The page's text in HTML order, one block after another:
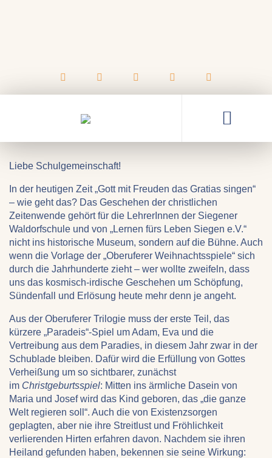
Oberuferer Weihnachtsspiele
an der Siegener Waldorfschule
Liebe Schulgemeinschaft!
In der heutigen Zeit „Gott mit Freuden das Gratias singen“
– wie geht das? Das Geschehen der christlichen
Zeitenwende gehört für die LehrerInnen der Siegener
Waldorfschule und von „Lernen fürs Leben Siegen e.V.“
nicht ins historische Museum, sondern auf die Bühne. Auch
wenn die Vorlage der „Oberuferer Weihnachtsspiele“ sich
durch die Jahrhunderte zieht – wer wollte zweifeln, dass
uns das kosmisch-irdische Geschehen um Schöpfung,
Sündenfall und Erlösung heute mehr denn je angeht.
Aus der Oberuferer Trilogie muss der erste Teil, das
kürzere „Paradeis“-Spiel um Adam, Eva und die
Vertreibung aus dem Paradies, in diesem Jahr zwar in der
Schublade bleiben. Dafür wird die Erfüllung von Gottes
Verheißung um so sichtbarer, zunächst
im Christgeburtsspiel: Mitten ins ärmliche Dasein von
Maria und Josef wird das Kind geboren, das „die ganze
Welt regieren soll“. Auch die von Existenzsorgen
geplagten, aber nie ihre Streitlust und Fröhlichkeit
verlierenden Hirten erfahren davon. Nachdem sie ihren
Heiland gefunden haben, bekennen sie seine Wirkung: